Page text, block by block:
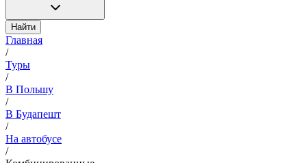
Найти
Главная
/
Туры
/
В Польшу
/
В Будапешт
/
На автобусе
/